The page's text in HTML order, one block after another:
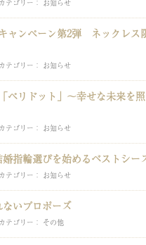
カテゴリー お知らせ
ャンペーン第2弾 ネックレス
カテゴリー お知らせ
ペリドット」～幸せな未来を
カテゴリー お知らせ
指輪選びを始めるベストシー
カテゴリー お知らせ
いプロポーズ
カテゴリー その他